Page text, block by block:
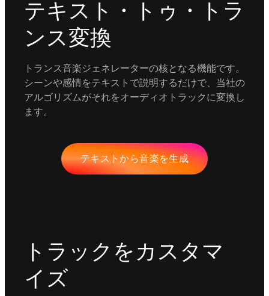
テキスト・トゥ・トラ
ンス変換
トランス音楽ジェネレーターの核となる機能です。
シーンや感情をテキストで説明するだけで、当社の
アルゴリズムがそれをオーディオトラックに変換し
ます。
テキストから音楽を生成
トラックをカスタマ
イズ